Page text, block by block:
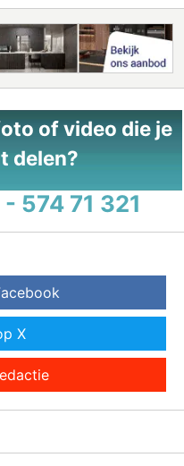
of video die je
delen?
574 71 321
X